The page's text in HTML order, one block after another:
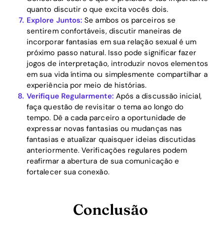
quanto discutir o que excita vocês dois.
Explore Juntos: Se ambos os parceiros se
sentirem confortáveis, discutir maneiras de
incorporar fantasias em sua relação sexual é um
próximo passo natural. Isso pode significar fazer
jogos de interpretação, introduzir novos elementos
em sua vida íntima ou simplesmente compartilhar a
experiência por meio de histórias.
Verifique Regularmente: Após a discussão inicial,
faça questão de revisitar o tema ao longo do
tempo. Dê a cada parceiro a oportunidade de
expressar novas fantasias ou mudanças nas
fantasias e atualizar quaisquer ideias discutidas
anteriormente. Verificações regulares podem
reafirmar a abertura de sua comunicação e
fortalecer sua conexão.
Conclusão